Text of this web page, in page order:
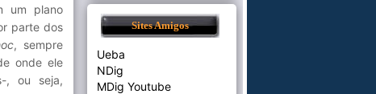
um plano
parte dos
, sempre
onde ele
, ou seja,
Sites Amigos
Ueba
NDig
MDig Youtube